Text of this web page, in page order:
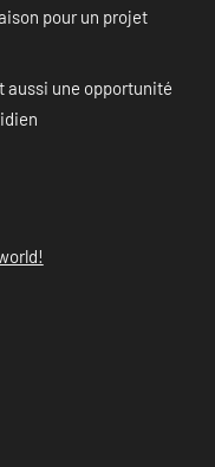
pour un projet
aussi une opportunité